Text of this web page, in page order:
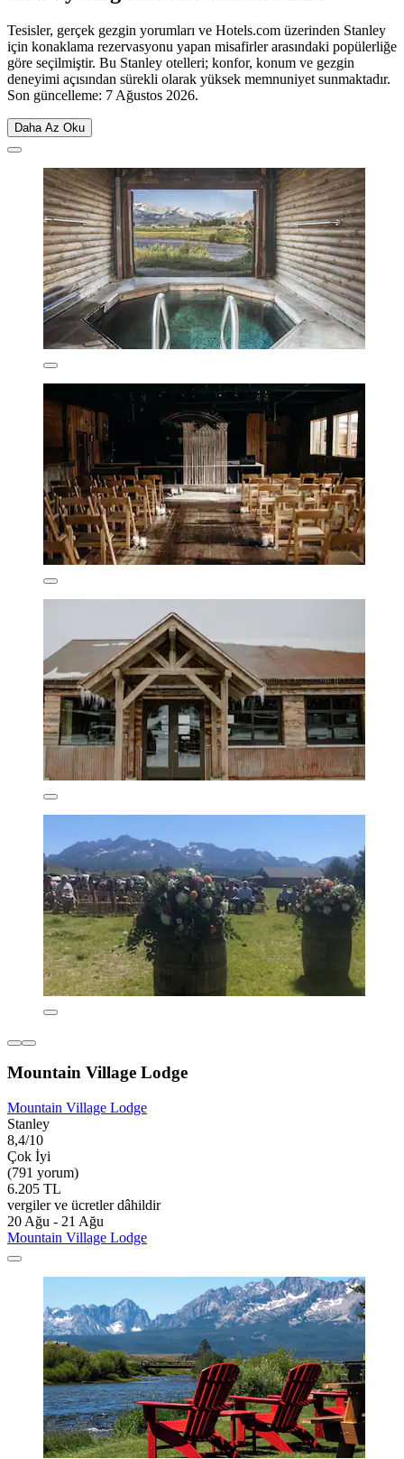
Tesisler, gerçek gezgin yorumları ve Hotels.com üzerinden Stanley
için konaklama rezervasyonu yapan misafirler arasındaki popülerliğe
göre seçilmiştir. Bu Stanley otelleri; konfor, konum ve gezgin
deneyimi açısından sürekli olarak yüksek memnuniyet sunmaktadır.
Son güncelleme: 7 Ağustos 2026.
Daha Az Oku
Mountain Village Lodge
Mountain Village Lodge
Stanley
8,4/10
Çok İyi
(791 yorum)
6.205 TL
vergiler ve ücretler dâhildir
20 Ağu - 21 Ağu
Mountain Village Lodge